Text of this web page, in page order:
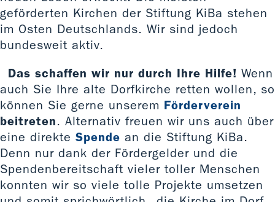
geförderten Kirchen der Stiftung KiBa stehen
im Osten Deutschlands. Wir sind jedoch
bundesweit aktiv.
Das schaffen wir nur durch Ihre Hilfe! Wenn
auch Sie Ihre alte Dorfkirche retten wollen, so
können Sie gerne unserem Förderverein
beitreten. Alternativ freuen wir uns auch über
eine direkte Spende an die Stiftung KiBa.
Denn nur dank der Fördergelder und die
Spendenbereitschaft vieler toller Menschen
konnten wir so viele tolle Projekte umsetzen